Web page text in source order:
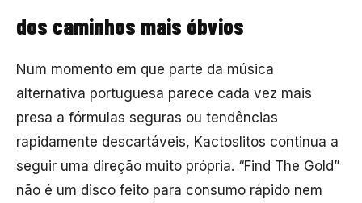
dos caminhos mais óbvios
Num momento em que parte da música
alternativa portuguesa parece cada vez mais
presa a fórmulas seguras ou tendências
rapidamente descartáveis, Kactoslitos continua a
seguir uma direção muito própria. “Find The Gold”
não é um disco feito para consumo rápido nem